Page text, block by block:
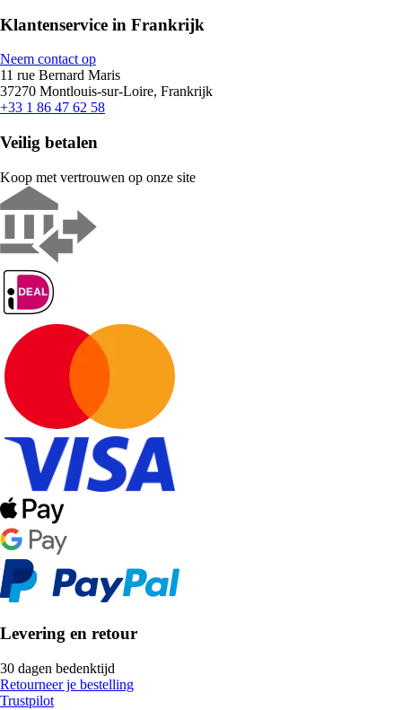
Klantenservice in Frankrijk
Neem contact op
11 rue Bernard Maris
37270 Montlouis-sur-Loire, Frankrijk
+33 1 86 47 62 58
Veilig betalen
Koop met vertrouwen op onze site
Levering en retour
30 dagen bedenktijd
Retourneer je bestelling
Trustpilot